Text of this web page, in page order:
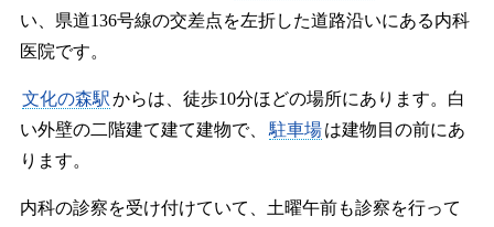
い、県道136号線の交差点を左折した道路沿いにある内科
医院です。
文化の森駅からは、徒歩10分ほどの場所にあります。白
い外壁の二階建て建て建物で、
駐車場は建物目の前にあ
ります。
内科の診察を受け付けていて、土曜午前も診察を行って